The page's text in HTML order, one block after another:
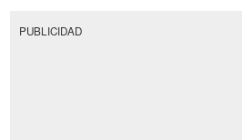
PUBLICIDAD